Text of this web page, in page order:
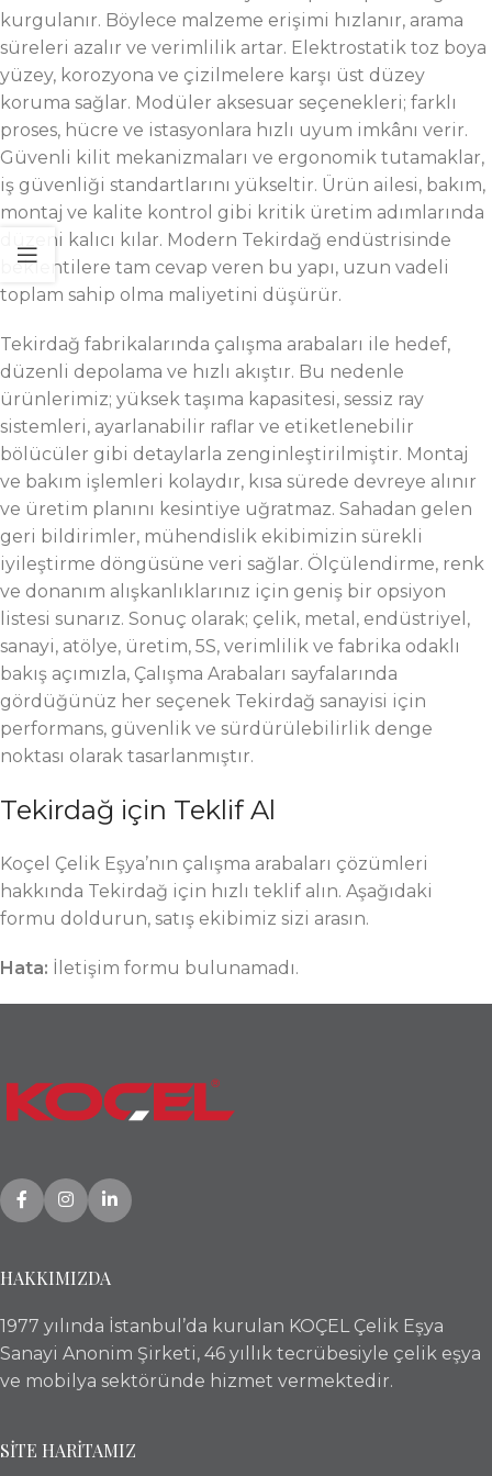
kurgulanır. Böylece malzeme erişimi hızlanır, arama
süreleri azalır ve verimlilik artar. Elektrostatik toz boya
yüzey, korozyona ve çizilmelere karşı üst düzey
koruma sağlar. Modüler aksesuar seçenekleri; farklı
proses, hücre ve istasyonlara hızlı uyum imkânı verir.
Güvenli kilit mekanizmaları ve ergonomik tutamaklar,
iş güvenliği standartlarını yükseltir. Ürün ailesi, bakım,
montaj ve kalite kontrol gibi kritik üretim adımlarında
düzeni kalıcı kılar. Modern Tekirdağ endüstrisinde
beklentilere tam cevap veren bu yapı, uzun vadeli
toplam sahip olma maliyetini düşürür.
Tekirdağ fabrikalarında çalışma arabaları ile hedef,
düzenli depolama ve hızlı akıştır. Bu nedenle
ürünlerimiz; yüksek taşıma kapasitesi, sessiz ray
sistemleri, ayarlanabilir raflar ve etiketlenebilir
bölücüler gibi detaylarla zenginleştirilmiştir. Montaj
ve bakım işlemleri kolaydır, kısa sürede devreye alınır
ve üretim planını kesintiye uğratmaz. Sahadan gelen
geri bildirimler, mühendislik ekibimizin sürekli
iyileştirme döngüsüne veri sağlar. Ölçülendirme, renk
ve donanım alışkanlıklarınız için geniş bir opsiyon
listesi sunarız. Sonuç olarak; çelik, metal, endüstriyel,
sanayi, atölye, üretim, 5S, verimlilik ve fabrika odaklı
bakış açımızla, Çalışma Arabaları sayfalarında
gördüğünüz her seçenek Tekirdağ sanayisi için
performans, güvenlik ve sürdürülebilirlik denge
noktası olarak tasarlanmıştır.
Tekirdağ için Teklif Al
Koçel Çelik Eşya’nın çalışma arabaları çözümleri
hakkında Tekirdağ için hızlı teklif alın. Aşağıdaki
formu doldurun, satış ekibimiz sizi arasın.
Hata: İletişim formu bulunamadı.
HAKKIMIZDA
1977 yılında İstanbul’da kurulan KOÇEL Çelik Eşya
Sanayi Anonim Şirketi, 46 yıllık tecrübesiyle çelik eşya
ve mobilya sektöründe hizmet vermektedir.
SİTE HARİTAMIZ